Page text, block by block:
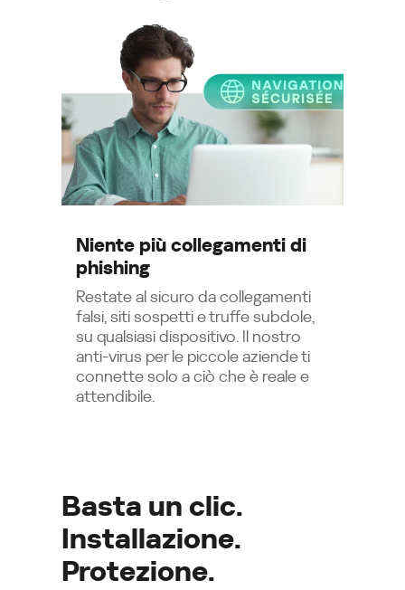
Niente più collegamenti di
phishing
Restate al sicuro da collegamenti
falsi, siti sospetti e truffe subdole,
su qualsiasi dispositivo. Il nostro
anti-virus per le piccole aziende ti
connette solo a ciò che è reale e
attendibile.
Basta un clic.
Installazione.
Protezione.